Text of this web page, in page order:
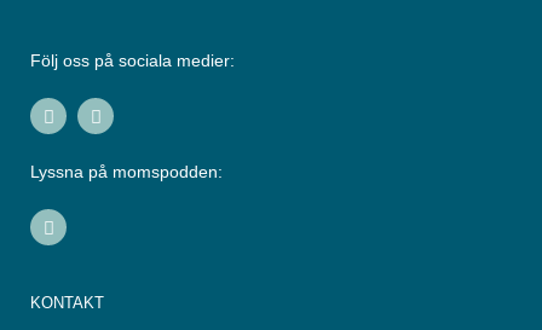
Följ oss på sociala medier:
I
n
a
r
a
m
L
i
k
e
Lyssna på momspodden:
S
p
f
KONTAKT